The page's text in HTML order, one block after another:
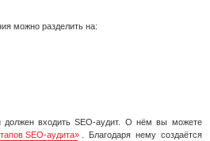
можно разделить на:
должен входить SEO-аудит. О нём вы можете
SEO-аудита»
. Благодаря нему создаётся